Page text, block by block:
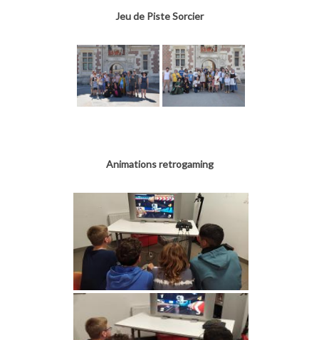
Jeu de Piste Sorcier
Animations retrogaming